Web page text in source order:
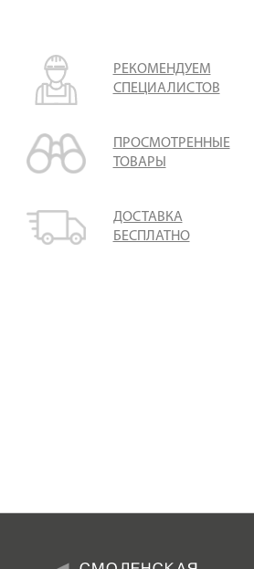
РЕКОМЕНДУЕМ
СПЕЦИАЛИСТОВ
ПРОСМОТРЕННЫЕ
ТОВАРЫ
ДОСТАВКА
БЕСПЛАТНО